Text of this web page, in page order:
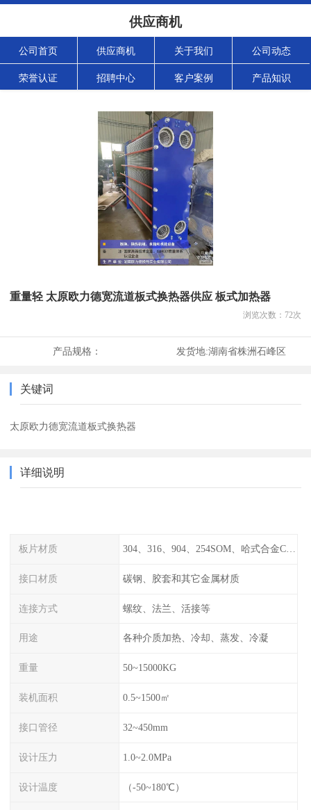
供应商机
公司首页 供应商机 关于我们 公司动态
荣誉认证 招聘中心 客户案例 产品知识
重量轻 太原欧力德宽流道板式换热器供应 板式加热器
浏览次数： 72次
产品规格： 发货地:湖南省株洲石峰区
关键词
太原欧力德宽流道板式换热器
详细说明
板片材质 304、316、904、254SOM、哈式合金C-276、TA1等
接口材质 碳钢、胶套和其它金属材质
连接方式 螺纹、法兰、活接等
用途 各种介质加热、冷却、蒸发、冷凝
重量 50~15000KG
装机面积 0.5~1500㎡
接口管径 32~450mm
设计压力 1.0~2.0MPa
设计温度 （-50~180℃）